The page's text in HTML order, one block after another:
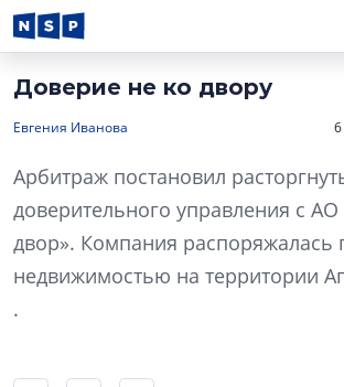
Доверие не ко двору
Евгения Иванова
Арбитраж постановил
доверительного управления с АО
двор». Компания распоряжалась
недвижимостью на территории
.